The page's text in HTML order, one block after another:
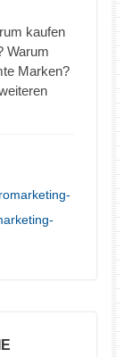
kaufen
Warum
Marken?